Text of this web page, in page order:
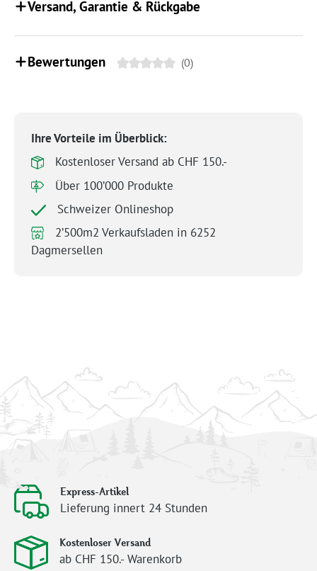
Versand, Garantie & Rückgabe
Bewertungen (0)
Ihre Vorteile im Überblick:
Kostenloser Versand ab CHF 150.-
Über 100’000 Produkte
Schweizer Onlineshop
2’500m2 Verkaufsladen in 6252
Dagmersellen
Express-Artikel
Lieferung innert 24 Stunden
Kostenloser Versand
ab CHF 150.- Warenkorb